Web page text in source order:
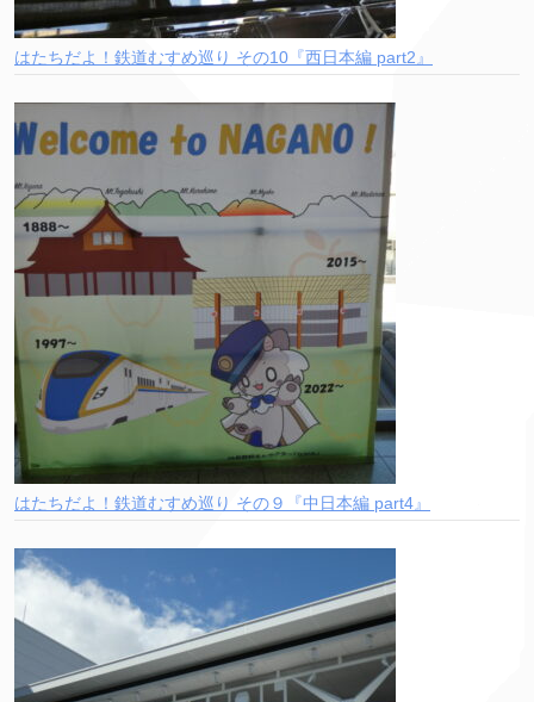
はたちだよ！鉄道むすめ巡り その10『西日本編 part2』
はたちだよ！鉄道むすめ巡り その９『中日本編 part4』